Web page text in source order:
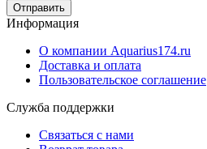
Отправить
Информация
О компании Aquarius174.ru
Доставка и оплата
Пользовательское соглашение
Служба поддержки
Связаться с нами